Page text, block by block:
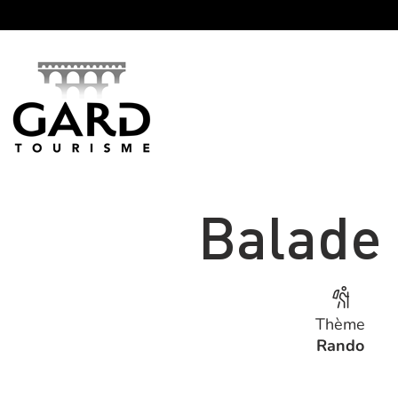
Thème
Rando